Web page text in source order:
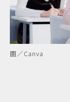
圖／Canva